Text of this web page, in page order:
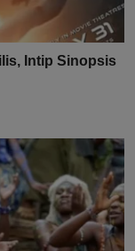
Intip Sinopsis